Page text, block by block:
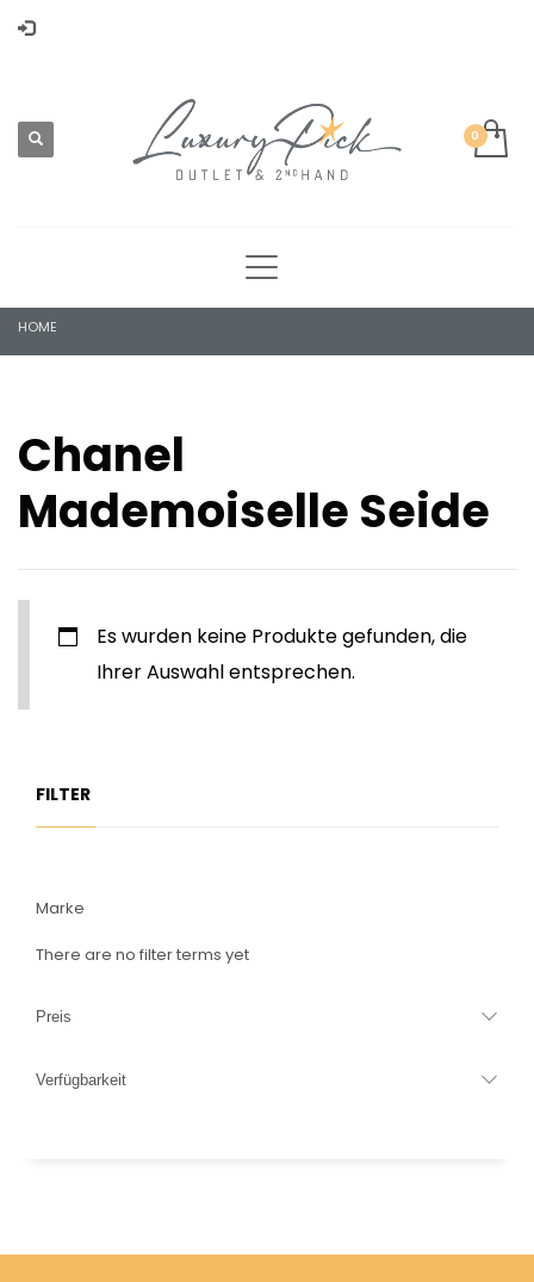
HOME
Chanel
Mademoiselle Seide
Es wurden keine Produkte gefunden, die
Ihrer Auswahl entsprechen.
FILTER
Marke
There are no filter terms yet
Preis
Verfügbarkeit